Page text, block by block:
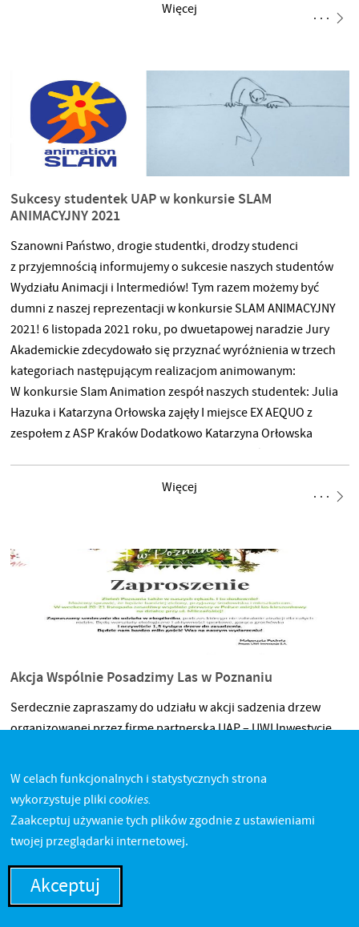
Więcej
Sukcesy studentek UAP w konkursie SLAM
ANIMACYJNY 2021
Szanowni Państwo, drogie studentki, drodzy studenci
z przyjemnością informujemy o sukcesie naszych studentów
Wydziału Animacji i Intermediów! Tym razem możemy być
dumni z naszej reprezentacji w konkursie SLAM ANIMACYJNY
2021! 6 listopada 2021 roku, po dwuetapowej naradzie Jury
Akademickie zdecydowało się przyznać wyróżnienia w trzech
kategoriach następującym realizacjom animowanym:
W konkursie Slam Animation zespół naszych studentek: Julia
Hazuka i Katarzyna Orłowska zajęły I miejsce EX AEQUO z
zespołem z ASP Kraków Dodatkowo Katarzyna Orłowska
OGROMNE GRATULACJE! Animation Slam 2021. Festiwal
młodych ludzi zajmujących się animacją filmową i użytkową
biorą udział dwuosobowe zespoły studenckie reprezentujące
Więcej
Akcja Wspólnie Posadzimy Las w Poznaniu
Serdecznie zapraszamy do udziału w akcji sadzenia drzew
organizowanej przez firmę partnerską UAP – UWI Inwestycje
W celach funkcjonalnych i statystycznych strona
wykorzystuje pliki cookies.
Zaakceptuj używanie tych plików zgodnie z ustawieniami
twojej przeglądarki internetowej.
Akceptuj